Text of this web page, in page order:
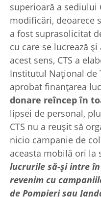
superioară a sediului
modificări, deoarece
a fost suprasolicitat
cu care se lucrează
acest sens, CTS a
Institutul Național de
aprobat finanțarea
donare reîncep în
lipsei de personal,
CTS nu a reușit să
nicio campanie de
aceasta mobilă ori la
lucrurile să-și intre
revenim cu
de Pompieri sau